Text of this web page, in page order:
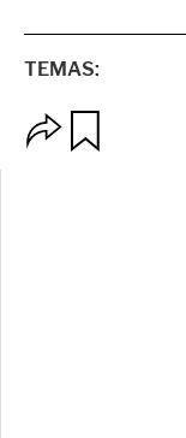
TEMAS:
p